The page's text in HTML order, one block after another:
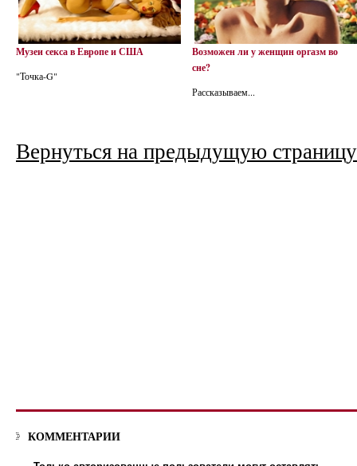
Музеи секса в Европе и США
"Точка-G"
Возможен ли у женщин оргазм во
сне?
Рассказываем...
Вернуться на предыдущую страницу
КОММЕНТАРИИ